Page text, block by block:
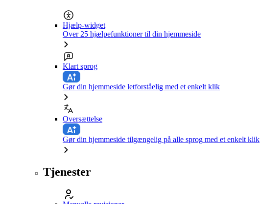
Hjælp-widget
Over 25 hjælpefunktioner til din hjemmeside
Klart sprog
Gør din hjemmeside letforståelig med et enkelt klik
Oversættelse
Gør din hjemmeside tilgængelig på alle sprog med et enkelt klik
Tjenester